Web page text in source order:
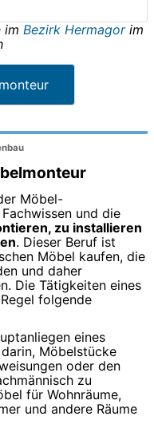
im Bezirk Hermagorim
Möbel-
und die
zu installieren
. Dieser Beruf ist
Möbel kaufen, die
und daher
Die Tätigkeiten eines
folgende
eines
Möbelstücke
oder den
zu
für Wohnräume,
und andere Räume